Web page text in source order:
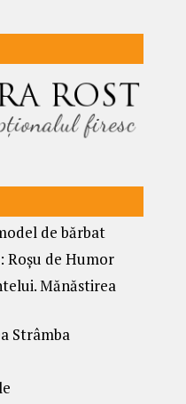
de bărbat
Roșu de Humor
Mănăstirea
Strâmba